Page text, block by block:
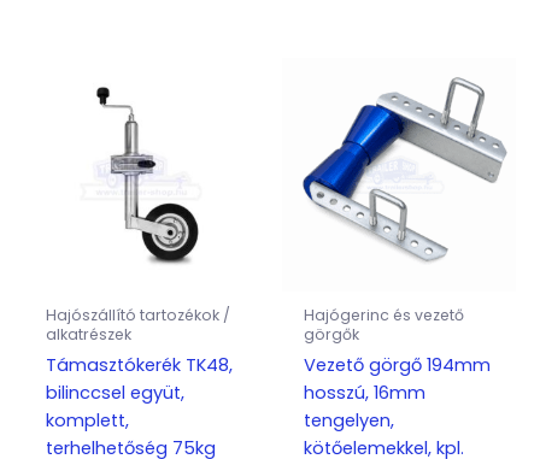
Hajószállító tartozékok /
alkatrészek
Támasztókerék TK48,
bilinccsel együt,
komplett,
terhelhetőség 75kg
Hajógerinc és vezető
görgők
Vezető görgő 194mm
hosszú, 16mm
tengelyen,
kötőelemekkel, kpl.